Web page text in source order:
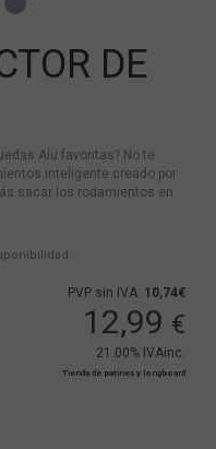
DE
Alu favoritas? No te
inteligente creado por
sacar los rodamientos en
PVP sin IVA: 10,74€
12,99 €
21.00% IVAinc.
Tienda de patines y longboard